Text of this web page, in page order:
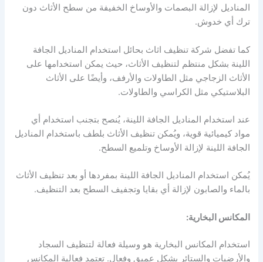
المناديل لإزالة البصمات والأوساخ الخفيفة من سطح الأثاث دون
ترك أي خدوش.
كما تفضل شركة تنظيف اثاث بحائل استخدام المناديل الجافة
اللينة بشكل منتظم لتنظيف الأثاث، حيث يمكن استخدامها على
الأثاث الزجاجي مثل الطاولات والأرفف، وأيضًا على الأثاث
البلاستيكي مثل الكراسي والطاولات.
عند استخدام المناديل الجافة اللينة، يُنصح بتجنب استخدام أي
مواد كيميائية قوية، ويُمكن تنظيف الأثاث بلطف باستخدام المناديل
الجافة اللينة لإزالة الأوساخ وتلميع السطح.
يُمكن استخدام المناديل الجافة اللينة بمفردها أو بعد تنظيف الأثاث
بالماء والصابون لإزالة أي بقايا وتجفيف السطح بعد التنظيف.
المكانس البخارية:
استخدام المكانس البخارية هو وسيلة فعالة لتنظيف السجاد
والأرضيات والستائر بشكل عميق وفعال. تعتمد فعالية المكانس